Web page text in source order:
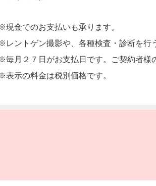
現金でのお支払いも承ります。
レントゲン撮影や、各種検査・診断を行
毎月２７日がお支払日です。ご契約者様
表示の料金は税別価格です。